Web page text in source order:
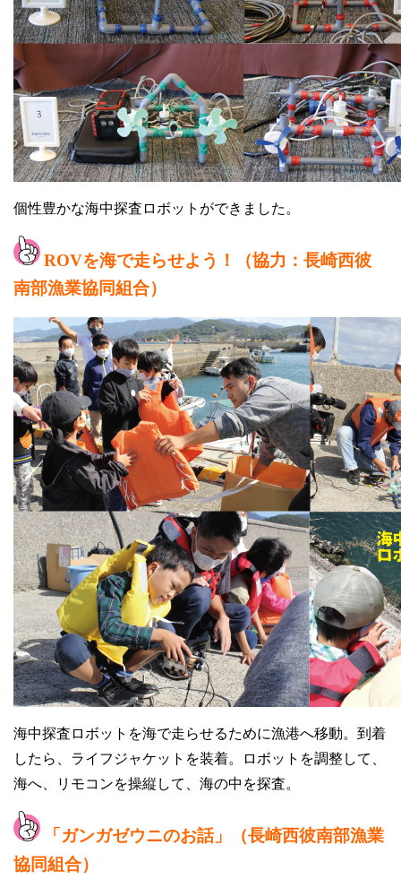
個性豊かな海中探査ロボットができました。
ROVを海で走らせよう！（協力：長崎西彼
南部漁業協同組合）
海中探査ロボットを海で走らせるために漁港へ移動。到着
したら、ライフジャケットを装着。ロボットを調整して、
海へ、リモコンを操縦して、海の中を探査。
「ガンガゼウニのお話」（長崎西彼南部漁業
協同組合）